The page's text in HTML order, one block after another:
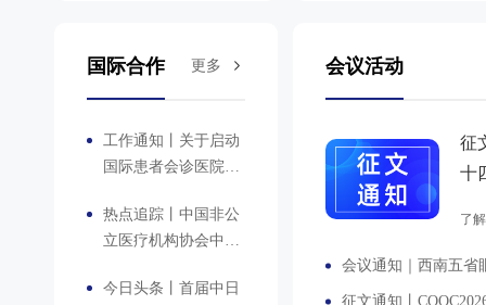
国际合作 更多
工作通知丨关于启动
国际患者会诊医院合
热点追踪丨中国非公
立医疗机构协会中日
满收官--深度探访日
今日头条丨首届中日
会议活动
征
十
了